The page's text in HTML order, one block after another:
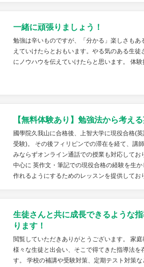
一緒に頑張りましょう！
勉強は辛いものですが、「分かる」楽しさもあ
えていけたらとおもいます。やる気のある生徒
にノウハウを伝えていけたらと思います。 体験
【無料体験あり】勉強法から考え
國學院久我山に合格後、上智大学に現役合格(
受験)。 その後フィリピンでの滞在を経て、講
みならずオンライン通話での授業も対応してお
中心に 英作文・筆記での現役合格の経験を生
作れるようにするためのレッスンを提供してお
生徒さんと共に成長できるような
ります！
閲覧していただきありがとうございます。 家
様々な生徒と出会い、そこで得てきた指導法を
す。 学校の補講や受験対策、定期テスト対策